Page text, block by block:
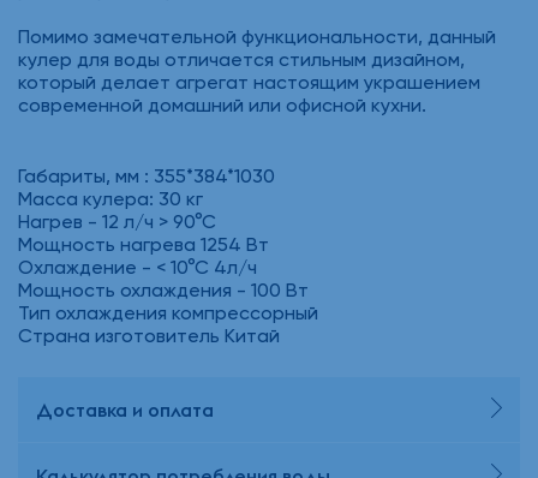
Помимо замечательной функциональности, данный
кулер для воды отличается стильным дизайном,
который делает агрегат настоящим украшением
современной домашний или офисной кухни.
Габариты, мм : 355*384*1030
Масса кулера: 30 кг
Нагрев - 12 л/ч > 90°С
Мощность нагрева 1254 Вт
Охлаждение - < 10°С 4л/ч
Мощность охлаждения - 100 Вт
Тип охлаждения компрессорный
Страна изготовитель Китай
Доставка и оплата